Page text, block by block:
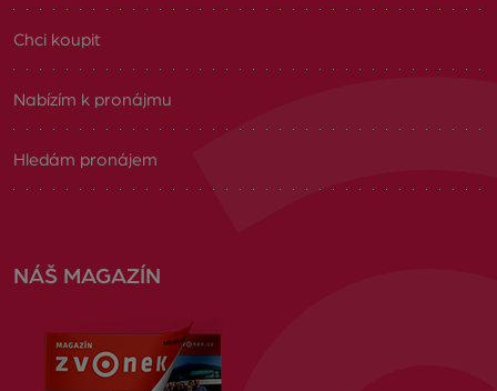
Chci koupit
Nabízím k pronájmu
Hledám pronájem
NÁŠ MAGAZÍN